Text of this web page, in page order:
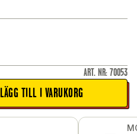
ART. NR: 70053
LÄGG TILL I VARUKORG